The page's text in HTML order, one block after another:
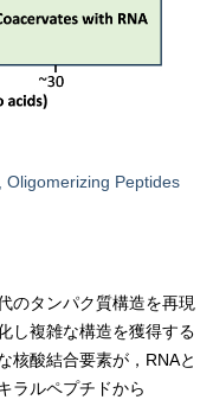
Oligomerizing Peptides
のタンパク質構造を再現
し複雑な構造を獲得する
核酸結合要素が，RNAと
ラルペプチドから